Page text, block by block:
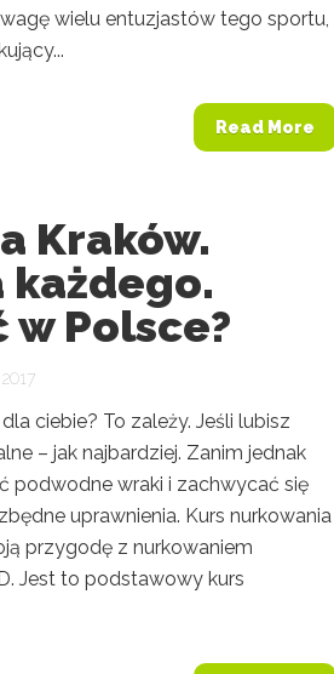
wielu entuzjastów tego sportu,
Read More
Kraków.
Polsce?
ciebie? To zależy. Jeśli lubisz
– jak najbardziej. Zanim jednak
podwodne wraki i zachwycać się
uprawnienia. Kurs nurkowania
przygodę z nurkowaniem
Jest to podstawowy kurs